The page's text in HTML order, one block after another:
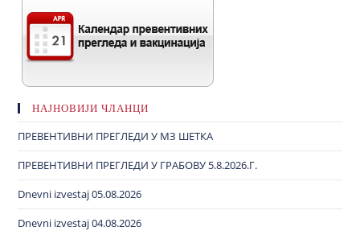
НАЈНОВИЈИ ЧЛАНЦИ
ПРЕВЕНТИВНИ ПРЕГЛЕДИ У МЗ ШЕТКА
ПРЕВЕНТИВНИ ПРЕГЛЕДИ У ГРАБОВУ 5.8.2026.Г.
Dnevni izvestaj 05.08.2026
Dnevni izvestaj 04.08.2026